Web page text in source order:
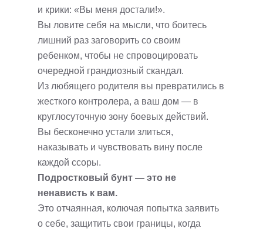
и крики: «Вы меня достали!».
Вы ловите себя на мысли, что боитесь
лишний раз заговорить со своим
ребенком, чтобы не спровоцировать
очередной грандиозный скандал.
Из любящего родителя вы превратились в
жесткого контролера, а ваш дом — в
круглосуточную зону боевых действий.
Вы бесконечно устали злиться,
наказывать и чувствовать вину после
каждой ссоры.
Подростковый бунт — это не
ненависть к вам.
Это отчаянная, колючая попытка заявить
о себе, защитить свои границы, когда